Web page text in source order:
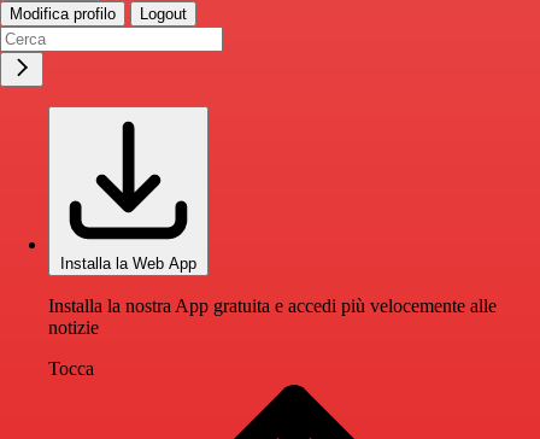
Modifica profilo Logout
Installa la Web App
Installa la nostra App gratuita e accedi più velocemente alle
notizie
Tocca